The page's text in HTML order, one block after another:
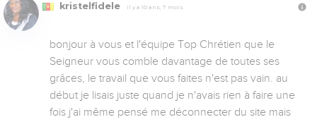
kristelfidele Il y a 10 ans, 7 mois
bonjour à vous et l'équipe Top Chrétien que le
Seigneur vous comble davantage de toutes ses
grâces, le travail que vous faites n'est pas vain. au
début je lisais juste quand je n'avais rien à faire une
fois j'ai même pensé me déconnecter du site mais